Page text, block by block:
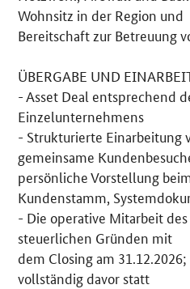
Wohnsitz in der Region und
Bereitschaft zur Betreuung
ÜBERGABE UND
- Asset Deal entsprechend
Einzelunternehmens
- Strukturierte Einarbeitung
gemeinsame
persönliche Vorstellung
Kundenstamm,
- Die operative Mitarbeit
steuerlichen Gründen mit
dem Closing am
vollständig davor statt